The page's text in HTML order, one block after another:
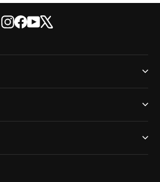
Instagram
Facebook
YouTube